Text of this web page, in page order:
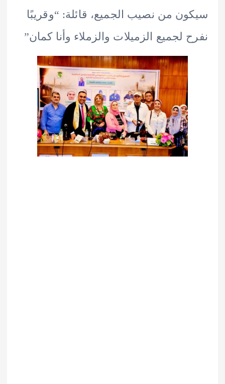
من نصيب الجميع، قائلة: “وقريبًا
لجميع الزميلات والزملاء وأنا كمان”